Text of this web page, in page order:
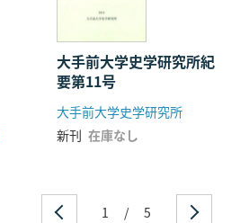
大手前大学史学研究所紀
要第11号
大手前大学史学研究所
新刊 在庫なし
1 / 5